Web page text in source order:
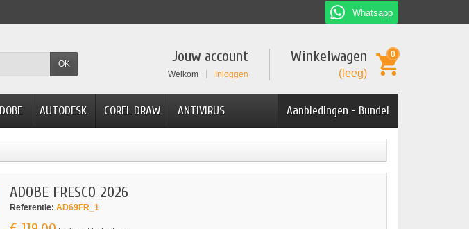
Whatsapp
OK Winkelwagen
(leeg)
0
Jouw account
Welkom Inloggen
Aanbiedingen - Bundel
AUTODESK COREL DRAW ANTIVIRUS
ADOBE FRESCO 2026
Referentie: AD69FR_1